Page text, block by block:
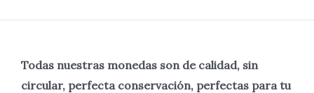
Todas nuestras monedas son de calidad, sin
circular, perfecta conservación, perfectas para tu